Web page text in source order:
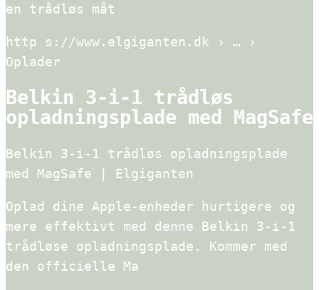
en trådløs måt
http s://www.elgiganten.dk › … ›
Oplader
Belkin 3-i-1 trådløs
opladningsplade med MagSafe
Belkin 3-i-1 trådløs opladningsplade
med MagSafe | Elgiganten
Oplad dine Apple-enheder hurtigere og
mere effektivt med denne Belkin 3-i-1
trådløse opladningsplade. Kommer med
den officielle Ma